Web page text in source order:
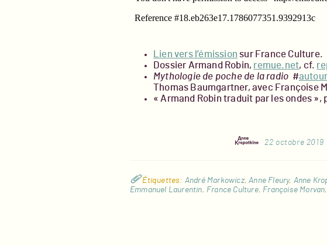
Lien vers l’émission sur France Culture.
Dossier Armand Robin, remue.net, cf.
Mythologie de poche de la radio #autour
Thomas Baumgartner, avec Françoise
« Armand Robin traduit par les ondes
publication22 octobre 2019
Étiquettes: André Markowicz, Anne Fleury, Anne
Emmanuel Laurentin, France Culture, Françoise Morvan,